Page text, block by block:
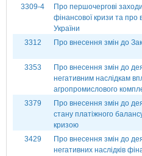
3309-4
Про першочергові
фінансової кризи та про
України
3312
Про внесення змін до
3353
Про внесення змін до
негативним наслідкам
агропромислового
3379
Про внесення змін до
стану платіжного
кризою
3429
Про внесення змін до
негативних наслідків